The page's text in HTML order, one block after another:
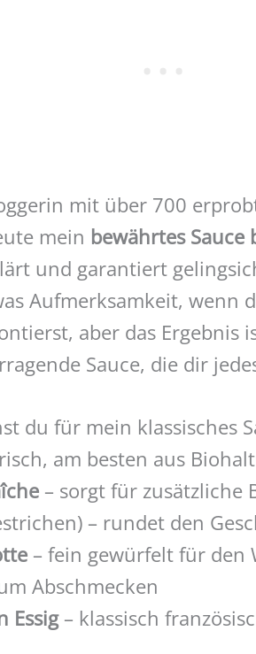
mit über 700
mein bewährtes Sauce
und garantiert
Aufmerksamkeit, wenn
aber das Ergebnis
Sauce, die dir
du für mein klassisches
am besten aus
– sorgt für zusätzliche
– rundet den
– fein gewürfelt für den
Abschmecken
Essig– klassisch